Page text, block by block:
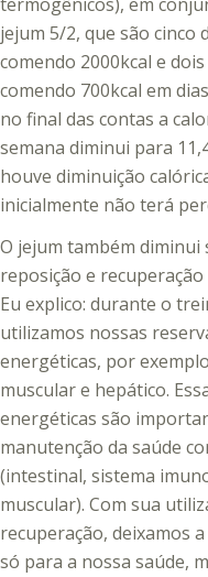
jejum 5/2, que são cinco
comendo 2000kcal e dois
comendo 700kcal em
no final das contas a
semana diminui para
houve diminuição
inicialmente não terá
O jejum também diminui
reposição e
Eu explico: durante o
utilizamos nossas
energéticas, por
muscular e hepático.
energéticas são
manutenção da saúde
(intestinal, sistema
muscular). Com sua
recuperação, deixamos
só para a nossa saúde,